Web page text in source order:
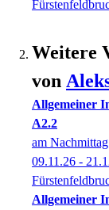
Weitere
von
Allgemeiner
A2.2
am Nachmittag
09.11.26 -
Allgemeiner